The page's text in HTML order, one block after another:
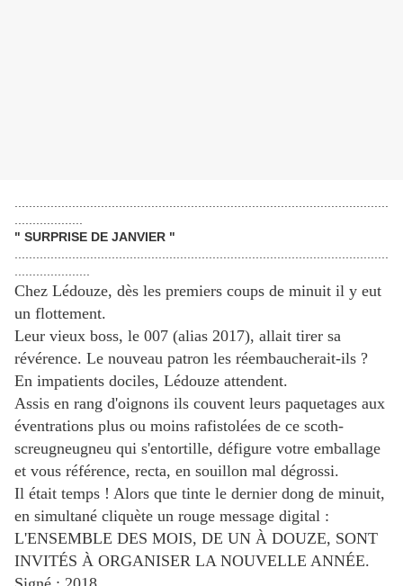
" SURPRISE DE JANVIER "
Chez Lédouze, dès les premiers coups de minuit il y eut
un flottement.
Leur vieux boss, le 007 (alias 2017), allait tirer sa
révérence. Le nouveau patron les réembaucherait-ils ?
En impatients dociles, Lédouze attendent.
Assis en rang d'oignons ils couvent leurs paquetages aux
éventrations plus ou moins rafistolées de ce scoth-
screugneugneu qui s'entortille, défigure votre emballage
et vous référence, recta, en souillon mal dégrossi.
Il était temps ! Alors que tinte le dernier dong de minuit,
en simultané cliquète un rouge message digital :
L'ENSEMBLE DES MOIS, DE UN À DOUZE, SONT
INVITÉS À ORGANISER LA NOUVELLE ANNÉE.